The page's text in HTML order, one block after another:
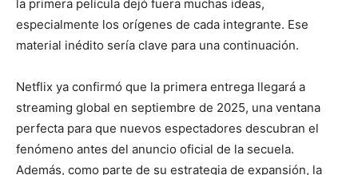
la primera película dejó fuera muchas ideas,
especialmente los orígenes de cada integrante. Ese
material inédito sería clave para una continuación.
Netflix ya confirmó que la primera entrega llegará a
streaming global en septiembre de 2025, una ventana
perfecta para que nuevos espectadores descubran el
fenómeno antes del anuncio oficial de la secuela.
Además, como parte de su estrategia de expansión, la